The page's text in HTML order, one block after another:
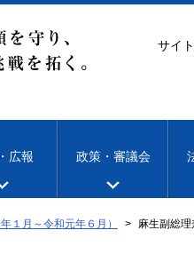
サイ
広報 政策・審議会
１月～令和元年６月） 麻生副総